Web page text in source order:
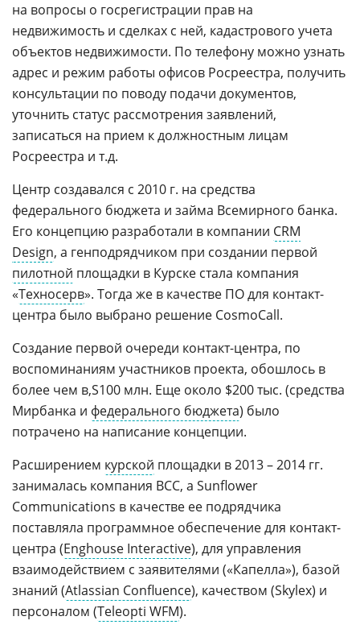
на вопросы о госрегистрации прав на
недвижимость и сделках с ней, кадастрового учета
объектов недвижимости. По телефону можно узнать
адрес и режим работы офисов Росреестра, получить
консультации по поводу подачи документов,
уточнить статус рассмотрения заявлений,
записаться на прием к должностным лицам
Росреестра и т.д.
Центр создавался с 2010 г. на средства
федерального бюджета и займа Всемирного банка.
Его концепцию разработали в компании CRM
Design, а генподрядчиком при создании первой
пилотной площадки в Курске стала компания
«Техносерв». Тогда же в качестве ПО для контакт-
центра было выбрано решение CosmoCall.
Создание первой очереди контакт-центра, по
воспоминаниям участников проекта, обошлось в
более чем
100 млн. Еще около $200 тыс. (средства
Мирбанка и федерального бюджета) было
потрачено на написание концепции.
Расширением курской площадки в 2013 – 2014 гг.
занималась компания BCC, а Sunflower
Communications в качестве ее подрядчика
поставляла программное обеспечение для контакт-
центра (Enghouse Interactive), для управления
взаимодействием с заявителями («Капелла»), базой
знаний (Atlassian Confluence), качеством (Skylex) и
персоналом (Teleopti WFM).